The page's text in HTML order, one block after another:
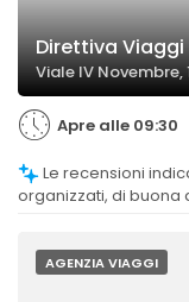
Direttiva Viaggi
Viale IV Novembre,
Apre alle 09:30
organizzati, di buona
AGENZIA VIAGGI